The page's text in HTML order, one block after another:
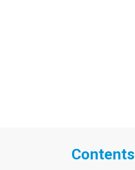
Contents